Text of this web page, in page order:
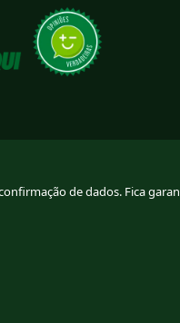
de dados. Fica